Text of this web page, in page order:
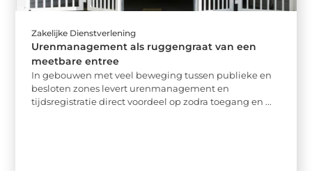
Zakelijke Dienstverlening
Urenmanagement als ruggengraat van een
meetbare entree
In gebouwen met veel beweging tussen publieke en
besloten zones levert urenmanagement en
tijdsregistratie direct voordeel op zodra toegang en ...